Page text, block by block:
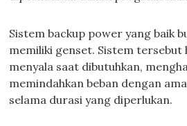
Sistem backup power yang baik
memiliki genset. Sistem tersebut
menyala saat dibutuhkan,
memindahkan beban dengan
selama durasi yang diperlukan.